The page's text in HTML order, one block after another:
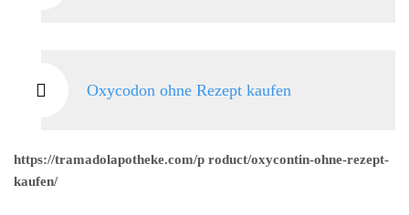
Oxycodon ohne Rezept kaufen
https://tramadolapotheke.com/p roduct/oxycontin-ohne-rezept-
kaufen/